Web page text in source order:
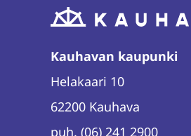
Kauhavan kaupunki
Helakaari 10
62200 Kauhava
puh. (06) 241 2900